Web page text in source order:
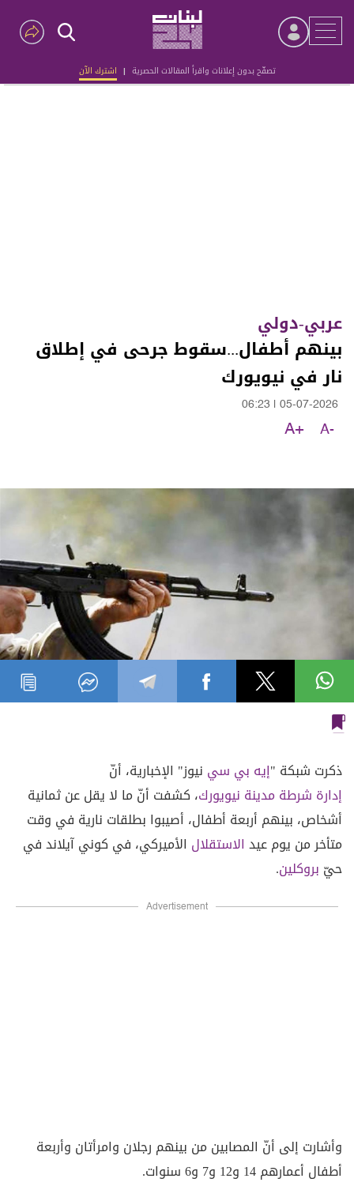
تصفّح بدون إعلانات واقرأ المقالات الحصرية | اشترك الآن
Advertisement
عربي-دولي
بينهم أطفال...سقوط جرحى في إطلاق
نار في نيويورك
05-07-2026
06:23
A-
A+
ذكرت شبكة "إيه بي سي نيوز" الإخبارية، أنّ
إدارة شرطة مدينة نيويورك، كشفت أنّ ما لا يقل عن ثمانية
أشخاص، بينهم أربعة أطفال، أصيبوا بطلقات نارية في وقت
متأخر من يوم عيد الاستقلال الأميركي، في كوني آيلاند في
حيّ بروكلين.
Advertisement
وأشارت إلى أنّ المصابين من بينهم رجلان وامرأتان وأربعة
أطفال أعمارهم 14 و12 و7 و6 سنوات.